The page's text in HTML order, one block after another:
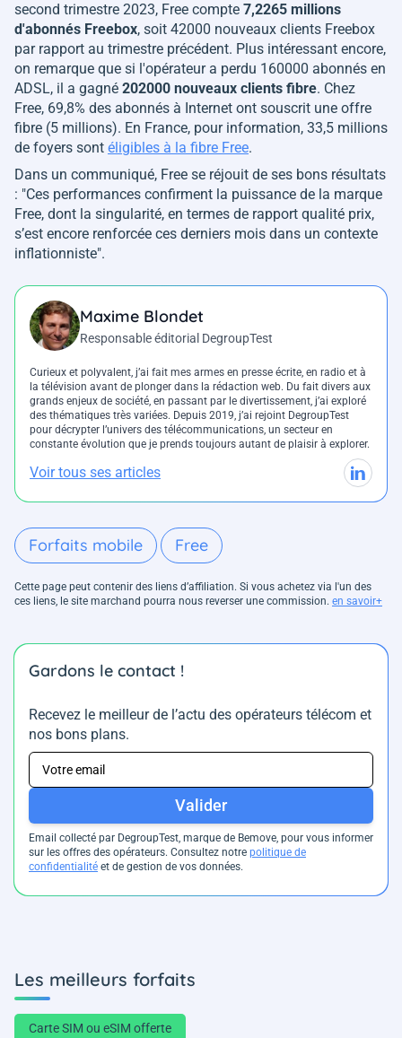
second trimestre 2023, Free compte 7,2265 millions
d'abonnés Freebox, soit 42000 nouveaux clients Freebox
par rapport au trimestre précédent. Plus intéressant encore,
on remarque que si l'opérateur a perdu 160000 abonnés en
ADSL, il a gagné 202000 nouveaux clients fibre. Chez
Free, 69,8% des abonnés à Internet ont souscrit une offre
fibre (5 millions). En France, pour information, 33,5 millions
de foyers sont éligibles à la fibre Free.
Dans un communiqué, Free se réjouit de ses bons résultats
: "Ces performances confirment la puissance de la marque
Free, dont la singularité, en termes de rapport qualité prix,
s’est encore renforcée ces derniers mois dans un contexte
inflationniste".
Maxime Blondet
Responsable éditorial DegroupTest
Curieux et polyvalent, j’ai fait mes armes en presse écrite, en radio et à
la télévision avant de plonger dans la rédaction web. Du fait divers aux
grands enjeux de société, en passant par le divertissement, j’ai exploré
des thématiques très variées. Depuis 2019, j’ai rejoint DegroupTest
pour décrypter l’univers des télécommunications, un secteur en
constante évolution que je prends toujours autant de plaisir à explorer.
Voir tous ses articles
Forfaits mobile Free
Cette page peut contenir des liens d’affiliation. Si vous achetez via l'un des
ces liens, le site marchand pourra nous reverser une commission. en savoir+
Gardons le contact !
Recevez le meilleur de l’actu des opérateurs télécom et
nos bons plans.
Valider
Email collecté par DegroupTest, marque de Bemove, pour vous informer
sur les offres des opérateurs. Consultez notre politique de
confidentialité et de gestion de vos données.
Les meilleurs forfaits
Carte SIM ou eSIM offerte